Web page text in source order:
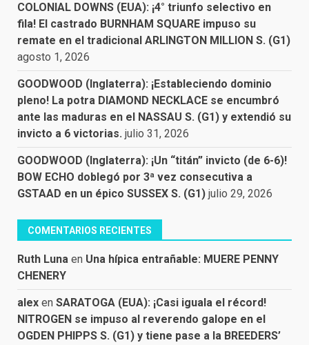
COLONIAL DOWNS (EUA): ¡4° triunfo selectivo en
fila! El castrado BURNHAM SQUARE impuso su
remate en el tradicional ARLINGTON MILLION S. (G1)
agosto 1, 2026
GOODWOOD (Inglaterra): ¡Estableciendo dominio
pleno! La potra DIAMOND NECKLACE se encumbró
ante las maduras en el NASSAU S. (G1) y extendió su
invicto a 6 victorias. julio 31, 2026
GOODWOOD (Inglaterra): ¡Un “titán” invicto (de 6-6)!
BOW ECHO doblegó por 3ª vez consecutiva a
GSTAAD en un épico SUSSEX S. (G1) julio 29, 2026
COMENTARIOS RECIENTES
Ruth Luna en Una hípica entrañable: MUERE PENNY
CHENERY
alex en SARATOGA (EUA): ¡Casi iguala el récord!
NITROGEN se impuso al reverendo galope en el
OGDEN PHIPPS S. (G1) y tiene pase a la BREEDERS’